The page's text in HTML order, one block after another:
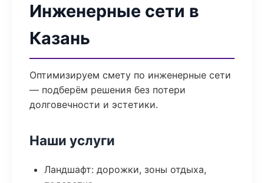
Инженерные сети в
Казань
Оптимизируем смету по инженерные сети
— подберём решения без потери
долговечности и эстетики.
Наши услуги
Ландшафт: дорожки, зоны отдыха,